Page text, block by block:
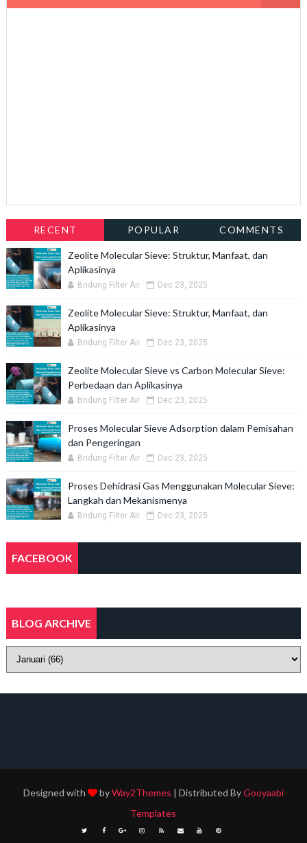
RECENT POPULAR COMMENTS
Zeolite Molecular Sieve: Struktur, Manfaat, dan
Aplikasinya
Bndung Filter Air Dec 23, 2025
Zeolite Molecular Sieve: Struktur, Manfaat, dan
Aplikasinya
Bndung Filter Air Dec 23, 2025
Zeolite Molecular Sieve vs Carbon Molecular Sieve:
Perbedaan dan Aplikasinya
Bndung Filter Air Dec 23, 2025
Proses Molecular Sieve Adsorption dalam Pemisahan
dan Pengeringan
Bndung Filter Air Dec 23, 2025
Proses Dehidrasi Gas Menggunakan Molecular Sieve:
Langkah dan Mekanismenya
Bndung Filter Air Dec 23, 2025
FACEBOOK
BLOG ARCHIVE
Designed with byWay2Themes | Distributed ByGooyaabi
Templates